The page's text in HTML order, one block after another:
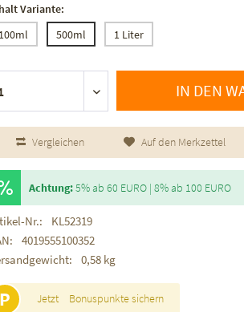
Variante:
100ml
500ml 1 Liter
IN DEN
Vergleichen Auf den Merkzettel
Achtung:5% ab 60 EURO | 8% ab 100 EURO
Nr.:
KL52319
4019555100352
0,58 kg
P Jetzt Bonuspunkte sichern